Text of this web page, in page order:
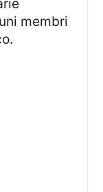
membri